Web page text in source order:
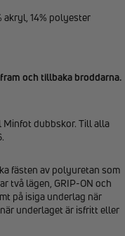
akryl, 14% polyester
och tillbaka broddarna.
Minfot dubbskor. Till alla
fästen av polyuretan som
två lägen, GRIP-ON och
på isiga underlag när
underlaget är isfritt eller